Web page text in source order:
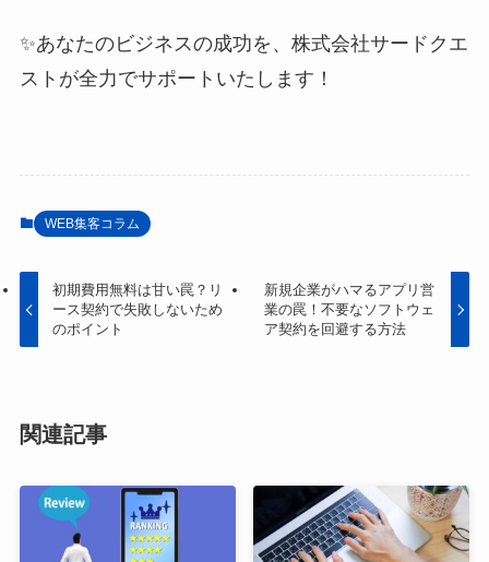
✨あなたのビジネスの成功を、株式会社サードクエ
ストが全力でサポートいたします！
WEB集客コラム
初期費用無料は甘い罠？リ
ース契約で失敗しないため
のポイント
新規企業がハマるアプリ営
業の罠！不要なソフトウェ
ア契約を回避する方法
関連記事